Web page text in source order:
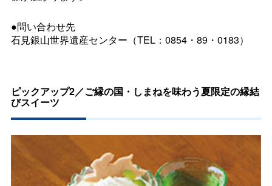
●問い合わせ先
石見銀山世界遺産センター（TEL：0854・89・0183）
ピックアップ2／ご縁の国・しまねを味わう夏限定の縁結
びスイーツ